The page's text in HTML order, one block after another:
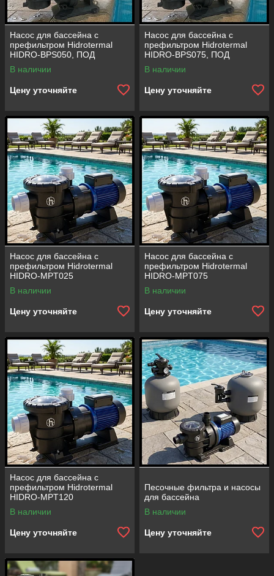
Насос для бассейна с
префильтром Hidrotermal
HIDRO-BPS050, ПОД
СОЛЕННУЮ ВОДУ
(производительность = 8 м³/
В наличии
Цену уточняйте
Насос для бассейна с
префильтром Hidrotermal
HIDRO-BPS075, ПОД
СОЛЕННУЮ ВОДУ
(производительность = 14 м³/
В наличии
Цену уточняйте
Насос для бассейна с
префильтром Hidrotermal
HIDRO-MPT025
(производительность = 5 м³/
ч)
В наличии
Цену уточняйте
Насос для бассейна с
префильтром Hidrotermal
HIDRO-MPT075
(производительность = 14 м³/
ч)
В наличии
Цену уточняйте
Насос для бассейна с
префильтром Hidrotermal
HIDRO-MPT120
(производительность = 20 м³/
ч)
В наличии
Цену уточняйте
Песочные фильтра и насосы
для бассейна
В наличии
Цену уточняйте